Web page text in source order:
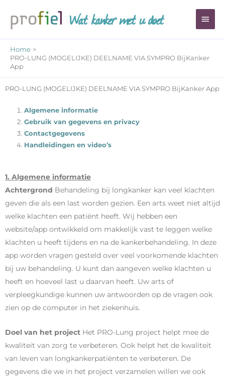
naar
inhoud
Wat kanker met u doet
Home
PRO-LUNG (MOGELIJKE) DEELNAME VIA SYMPRO BijKanker
App
PRO-LUNG (MOGELIJKE) DEELNAME VIA SYMPRO BijKanker App
Algemene informatie
Gebruik van gegevens en privacy
Contactgegevens
Handleidingen en video’s
1. Algemene informatie
Achtergrond Behandeling bij longkanker kan veel klachten
geven die als een last worden gezien. Een arts weet niet altijd
welke klachten een patiënt heeft. Wij hebben een
website/app ontwikkeld om makkelijk vast te leggen welke
klachten u heeft tijdens en na de kankerbehandeling. In deze
app worden vragen gesteld over veel voorkomende klachten
bij uw behandeling. U kunt dan aangeven welke klachten u
heeft en hoeveel last u daarvan heeft. Uw arts of
verpleegkundige kunnen uw antwoorden op de vragen ook
zien op de computer in het ziekenhuis.
Doel van het project Het PRO-Lung project helpt mee de
kwaliteit van zorg te verbeteren. Ook helpt het de kwaliteit
van leven van longkankerpatiënten te verbeteren. De
gegevens die we in het project verzamelen willen we ook